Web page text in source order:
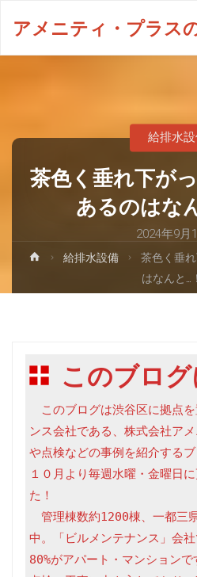
アメニティ・プラス
茶色く垂れ下が
あるのはな
2024年9月
給排水
給排水設備
茶色く垂
はなんと…
このブロ
このブログは渋谷区に拠点
ンス会社である、株式会社ア
や点検などの事例を紹介する
１０月より毎週水曜・金曜日
た！
管理棟数約1200棟、一都三
中。「ビルメンテナンス」会
80%がアパート・マンション